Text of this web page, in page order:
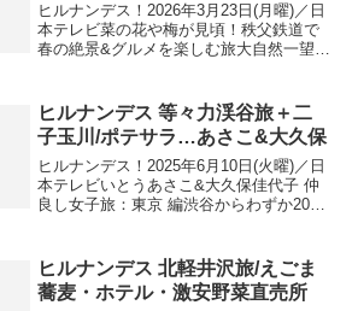
ヒルナンデス！2026年3月23日(月曜)／日
本テレビ菜の花や梅が見頃！秩父鉄道で
春の絶景&グルメを楽しむ旅大自然一望の
んぐ 小峠英二&西村瑞樹、風間俊介、田
中律子...
ヒルナンデス 等々力渓谷旅＋二
子玉川/ポテサラ…あさこ&大久保
ヒルナンデス！2025年6月10日(火曜)／日
本テレビいとうあさこ&大久保佳代子 仲
良し女子旅：東京 編渋谷からわずか20分
の癒やし絶景&旬グルメ 等々力渓谷出演
者：...
ヒルナンデス 北軽井沢旅/えごま
蕎麦・ホテル・激安野菜直売所